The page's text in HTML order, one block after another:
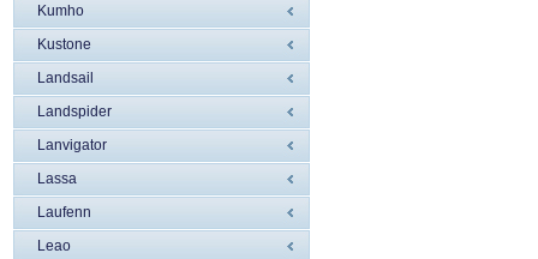
Kumho
Kustone
Landsail
Landspider
Lanvigator
Lassa
Laufenn
Leao